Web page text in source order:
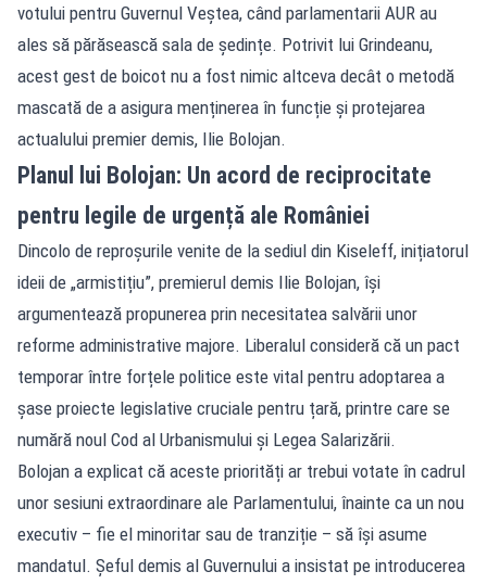
votului pentru Guvernul Veștea, când parlamentarii AUR au
ales să părăsească sala de ședințe. Potrivit lui Grindeanu,
acest gest de boicot nu a fost nimic altceva decât o metodă
mascată de a asigura menținerea în funcție și protejarea
actualului premier demis, Ilie Bolojan.
Planul lui Bolojan: Un acord de reciprocitate
pentru legile de urgență ale României
Dincolo de reproșurile venite de la sediul din Kiseleff, inițiatorul
ideii de „armistițiu”, premierul demis Ilie Bolojan, își
argumentează propunerea prin necesitatea salvării unor
reforme administrative majore. Liberalul consideră că un pact
temporar între forțele politice este vital pentru adoptarea a
șase proiecte legislative cruciale pentru țară, printre care se
numără noul Cod al Urbanismului și Legea Salarizării.
Bolojan a explicat că aceste priorități ar trebui votate în cadrul
unor sesiuni extraordinare ale Parlamentului, înainte ca un nou
executiv – fie el minoritar sau de tranziție – să își asume
mandatul. Șeful demis al Guvernului a insistat pe introducerea